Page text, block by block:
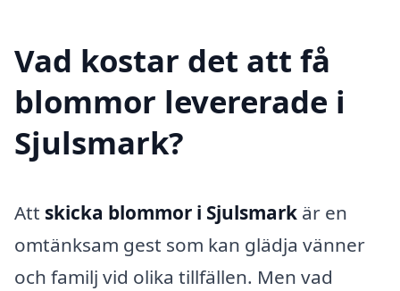
Vad kostar det att få
blommor levererade i
Sjulsmark?
Att skicka blommor i Sjulsmark är en
omtänksam gest som kan glädja vänner
och familj vid olika tillfällen. Men vad